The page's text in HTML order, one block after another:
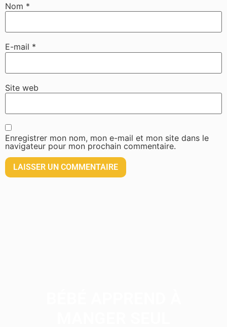
Nom *
E-mail *
Site web
Enregistrer mon nom, mon e-mail et mon site dans le
navigateur pour mon prochain commentaire.